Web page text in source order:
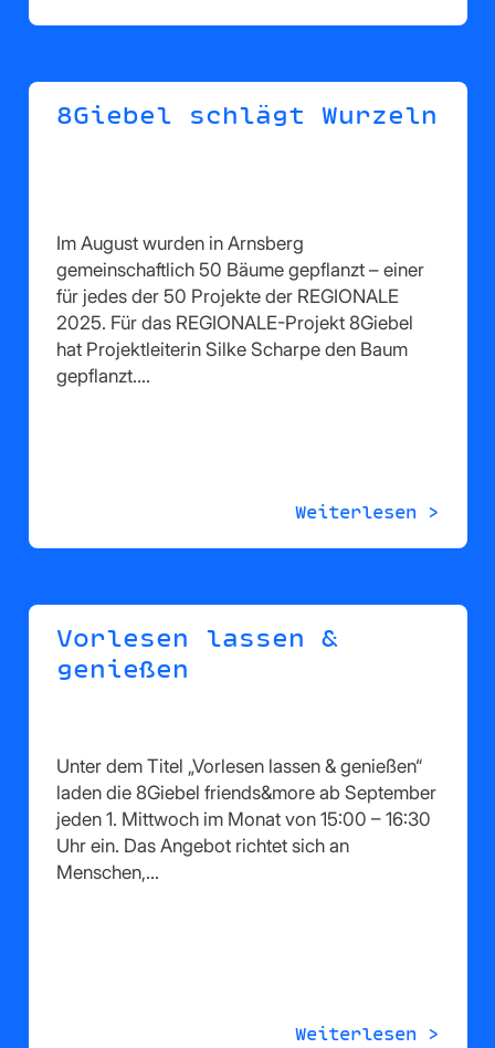
8Giebel schlägt Wurzeln
Im August wurden in Arnsberg
gemeinschaftlich 50 Bäume gepflanzt – einer
für jedes der 50 Projekte der REGIONALE
2025. Für das REGIONALE-Projekt 8Giebel
hat Projektleiterin Silke Scharpe den Baum
gepflanzt.…
Weiterlesen >
Vorlesen lassen &
genießen
Unter dem Titel „Vorlesen lassen & genießen“
laden die 8Giebel friends&more ab September
jeden 1. Mittwoch im Monat von 15:00 – 16:30
Uhr ein. Das Angebot richtet sich an
Menschen,…
Weiterlesen >